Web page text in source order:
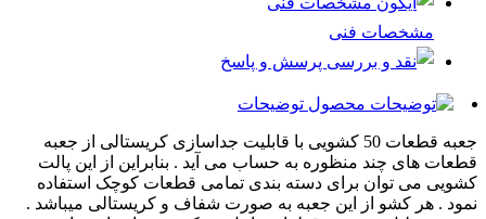
مشخصات فنی
پرسش و پاسخ
توضیحات
جعبه قطعات 50 کشویی با قابلیت جداسازی کریستالی از جعبه
قطعات های چند منظوره به حساب می آید . بنابراین از این پالت
کشویی می توان برای دسته بندی تمامی قطعات کوچک استفاده
نمود . هر کشو از این جعبه به صورت شفاف و کریستالی میباشد .